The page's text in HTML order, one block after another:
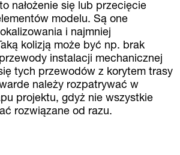
to nałożenie się lub przecięcie
modelu. Są one
i najmniej
kolizją może być np. brak
instalacji mechanicznej
tych przewodów z korytem trasy
należy rozpatrywać w
projektu, gdyż nie wszystkie
rozwiązane od razu.